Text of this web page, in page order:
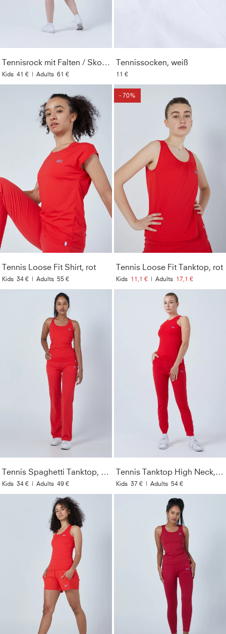
Formbeständigkeit:
Bewegungsfreiheit und Formbeständigkeit
Sonnencremes und Ölen
Material: 86% Polyamid, 14% Elasthan (Lycra®)
Pflegehinweise: Bei 40° in der Maschine waschbar. Nur
mit ähnlichen Farben waschen. Kein Weichspüler
verwenden. Nicht bügeln.
132191-500
rot
Optik: Unifarben
Geschlecht: Damen & Mädchen
Lichtechtheit:4-5
Tennisrock mit Falten / Skort, rot
Kids 41 € | Adults 61 €
Tennissocken, weiß
11 €
Tennis Loose Fit Shirt, rot
Kids 34 € | Adults 55 €
- 70%
Tennis Loose Fit Tanktop, rot
Kids 11,1 € | Adults 17,1 €
Tennis Spaghetti Tanktop, rot
Kids 34 € | Adults 49 €
Tennis Tanktop High Neck, rot
Kids 37 € | Adults 54 €